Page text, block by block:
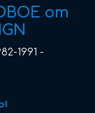
от
1991 -